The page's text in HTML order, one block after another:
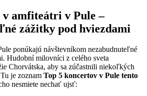
amfiteátri v Pule –
zážitky pod hviezdami
ponúkajú návštevníkom nezabudnuteľné
Hudobní milovníci z celého sveta
Chorvátska, aby sa zúčastnili niekoľkých
je zoznam Top 5 koncertov v Pule tento
nesmiete nechať ujsť: